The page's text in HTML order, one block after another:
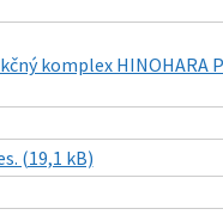
komplex HINOHARA
(19,1 kB)